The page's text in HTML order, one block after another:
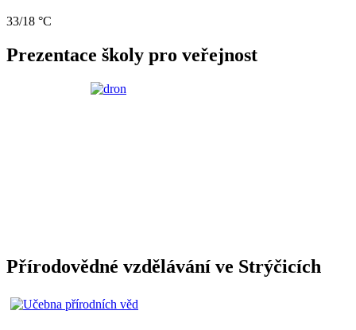
33/18 °C
Prezentace školy pro veřejnost
Přírodovědné vzdělávání ve Strýčicích